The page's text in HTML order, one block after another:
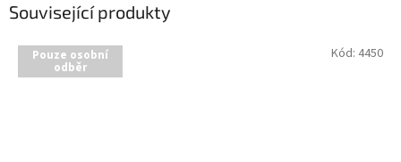
Související produkty
Pouze osobní
odběr
Kód: 4450